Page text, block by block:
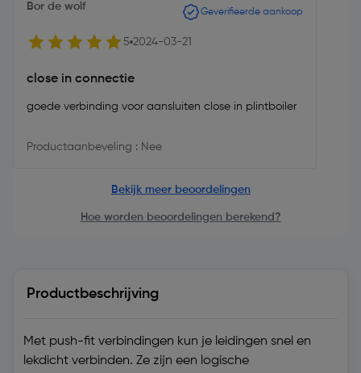
Bor de wolf Geverifieerde aankoop
5 2024-03-21
close in connectie
goede verbinding voor aansluiten close in plintboiler
Productaanbeveling : Nee
Bekijk meer beoordelingen
Hoe worden beoordelingen berekend?
Productbeschrijving
Met push-fit verbindingen kun je leidingen snel en
lekdicht verbinden. Ze zijn een logische